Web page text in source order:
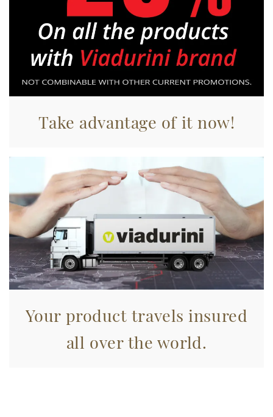
annunci, per fornire funzionalità dei social media e per
analizzare il nostro traffico. Condividiamo inoltre
informazioni sul modo in cui utilizza il nostro sito con i
nostri partner che si occupano di analisi dei dati web,
Take advantage of it now!
Your product travels insured
all over the world.